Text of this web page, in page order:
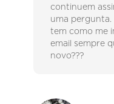
continuem
uma pergunta.
tem como me
email sempre
novo???